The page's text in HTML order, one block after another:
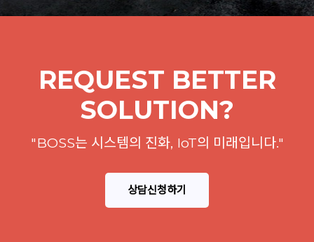
REQUEST BETTER
SOLUTION?
"BOSS는 시스템의 진화, IoT의 미래입니다."
상담신청하기